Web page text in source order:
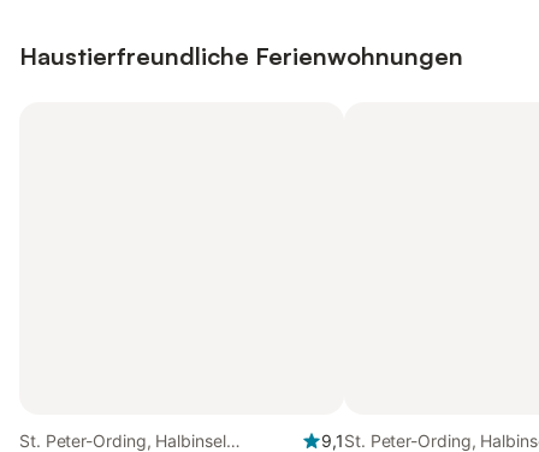
Haustierfreundliche Ferienwohnungen
St. Peter-Ording, Halbinsel
9,1St. Peter-Ording,